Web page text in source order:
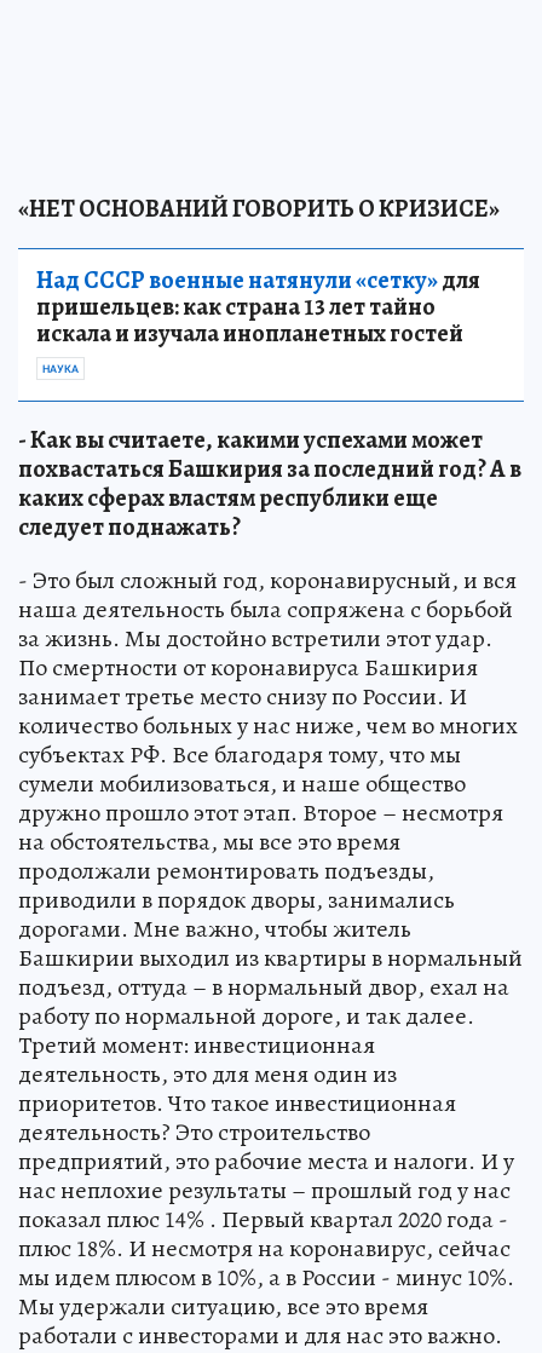
«НЕТ ОСНОВАНИЙ ГОВОРИТЬ О КРИЗИСЕ»
Над СССР военные натянули «сетку»для
пришельцев: как страна 13 лет тайно
искала и изучала инопланетных гостей
НАУКА
- Как вы считаете, какими успехами может
похвастаться Башкирия за последний год? А в
каких сферах властям республики еще
следует поднажать?
- Это был сложный год, коронавирусный, и вся
наша деятельность была сопряжена с борьбой
за жизнь. Мы достойно встретили этот удар.
По смертности от коронавируса Башкирия
занимает третье место снизу по России. И
количество больных у нас ниже, чем во многих
субъектах РФ. Все благодаря тому, что мы
сумели мобилизоваться, и наше общество
дружно прошло этот этап. Второе – несмотря
на обстоятельства, мы все это время
продолжали ремонтировать подъезды,
приводили в порядок дворы, занимались
дорогами. Мне важно, чтобы житель
Башкирии выходил из квартиры в нормальный
подъезд, оттуда – в нормальный двор, ехал на
работу по нормальной дороге, и так далее.
Третий момент: инвестиционная
деятельность, это для меня один из
приоритетов. Что такое инвестиционная
деятельность? Это строительство
предприятий, это рабочие места и налоги. И у
нас неплохие результаты – прошлый год у нас
показал плюс 14% . Первый квартал 2020 года -
плюс 18%. И несмотря на коронавирус, сейчас
мы идем плюсом в 10%, а в России - минус 10%.
Мы удержали ситуацию, все это время
работали с инвесторами и для нас это важно.